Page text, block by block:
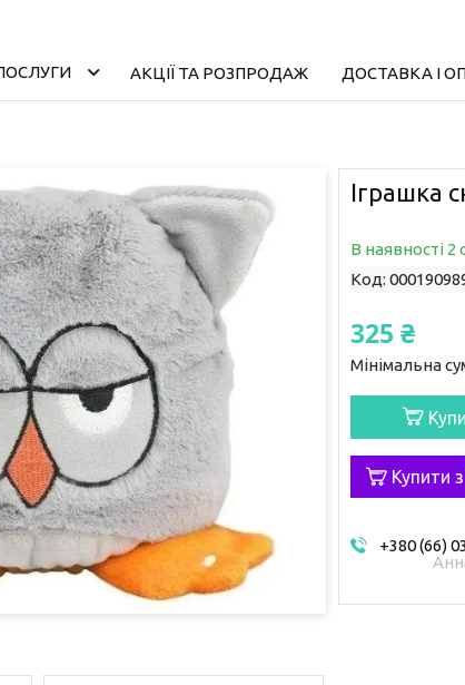
АКЦІЇ ТА РОЗПРОДАЖ ДОСТАВКА І
Іграшка
В наявності 2
Код:
325 ₴
Мінімальна
Купити з
+380 (66)